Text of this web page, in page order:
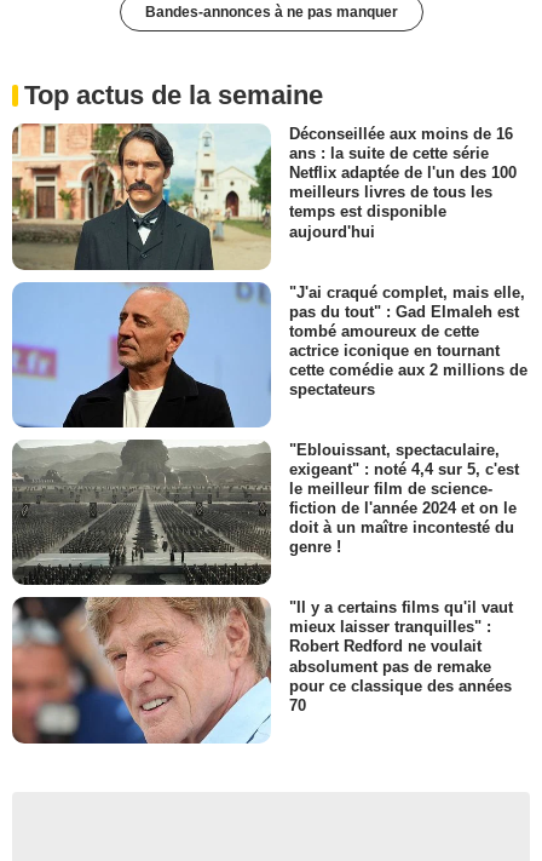
Bandes-annonces à ne pas manquer
Top actus de la semaine
Déconseillée aux moins de 16
ans : la suite de cette série
Netflix adaptée de l'un des 100
meilleurs livres de tous les
temps est disponible
aujourd'hui
"J'ai craqué complet, mais elle,
pas du tout" : Gad Elmaleh est
tombé amoureux de cette
actrice iconique en tournant
cette comédie aux 2 millions de
spectateurs
"Eblouissant, spectaculaire,
exigeant" : noté 4,4 sur 5, c'est
le meilleur film de science-
fiction de l'année 2024 et on le
doit à un maître incontesté du
genre !
"Il y a certains films qu'il vaut
mieux laisser tranquilles" :
Robert Redford ne voulait
absolument pas de remake
pour ce classique des années
70